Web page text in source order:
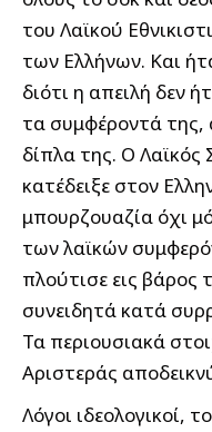
του Λαϊκού
των Ελλήνων. Και
διότι η απειλή δεν
τα συμφέροντά της,
δίπλα της. Ο
κατέδειξε στον
μπουρζουαζία όχι
των λαϊκών
πλούτισε εις
συνειδητά κατά
Τα περιουσιακά
Αριστεράς
Λόγοι ιδεολογικοί,